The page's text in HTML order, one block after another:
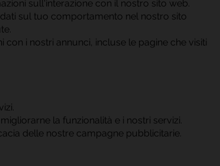
sull'interazione con il nostro sito web.
sul tuo comportamento nel nostro sito
i nostri annunci, incluse le pagine che visiti
la funzionalità e i nostri servizi.
delle nostre campagne pubblicitarie.